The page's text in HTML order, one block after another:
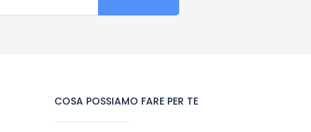
COSA POSSIAMO FARE PER TE